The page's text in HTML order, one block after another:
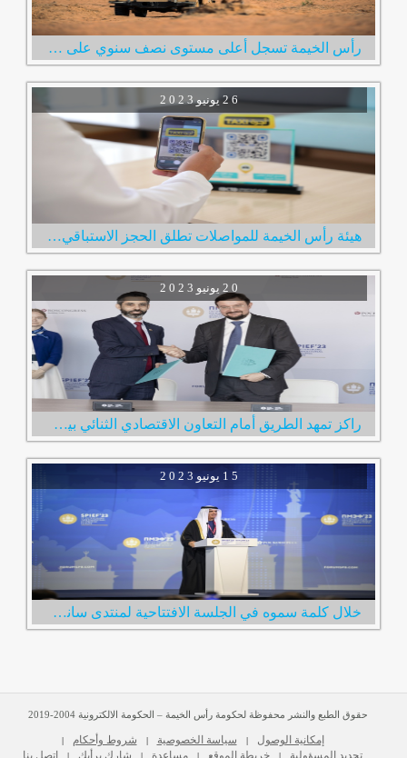
رأس الخيمة تسجل أعلى مستوى نصف سنوي على الإطلاق في عدد الزوار الإمارة استقبلت 600 ألف زائر خلال النصف الأول من العام
2 0 2 3 يونيو2 6
هيئة رأس الخيمة للمواصلات تطلق الحجز الاستباقي لخدمة مركبات الأجرة عبر رمز الاستجابة السريع
2 0 2 3 2 0
راكز تمهد الطريق أمام التعاون الاقتصادي الثنائي بين الإمارات وروسيا خلال زيارة فريقها لمدينة سانت بطرسبرغ
2 0 2 3 1 5
خلال كلمة سموه في الجلسة الافتتاحية لمنتدى سانت بطرسبرغ الاقتصادي الدولي سعود بن صقر: الإمارات بقيادة محمد بن زايد حريصة على تعزيز علاقا�
حقوق الطبع والنشر محفوظة لحكومة رأس الخيمة – الحكومة الالكترونية 2004-2019
إمكانية الوصول | سياسة الخصوصية | شروط وأحكام |
تحديد المسؤولية | خريطة الموقع | مساعدة | شارك برأيك | اتصل بنا